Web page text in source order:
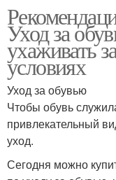
Уход за
ухаживать
условиях
Уход за обувью
Чтобы обувь
привлекательный
уход.
Сегодня можно